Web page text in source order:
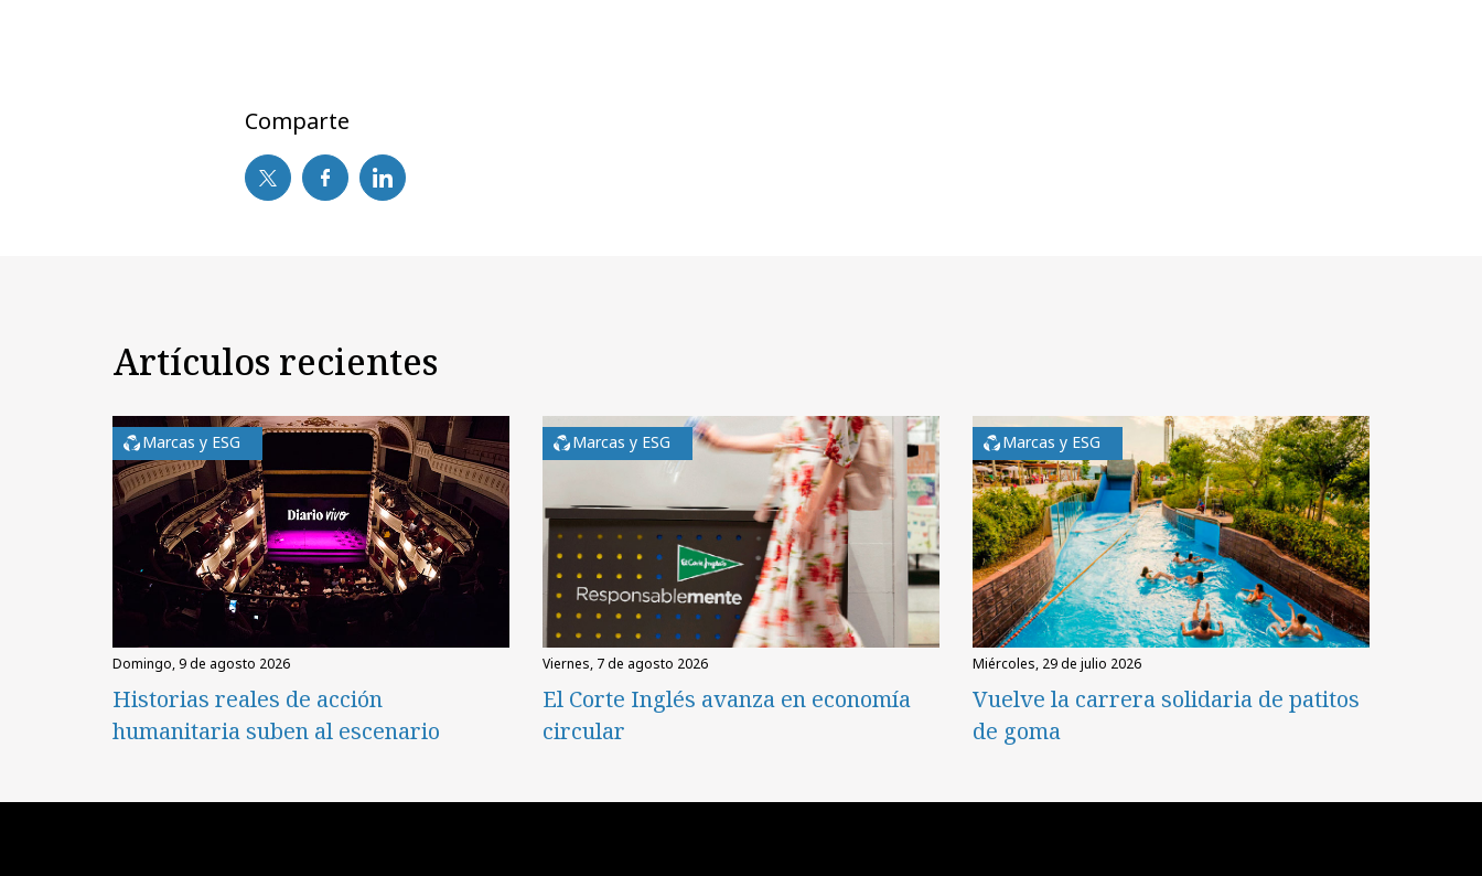
Comparte
Artículos recientes
Marcas y ESG
domingo, 9 de agosto 2026
Historias reales de acción
humanitaria suben al escenario
Marcas y ESG
viernes, 7 de agosto 2026
El Corte Inglés avanza en economía
circular
Marcas y ESG
miércoles, 29 de julio 2026
Vuelve la carrera solidaria de patitos
de goma